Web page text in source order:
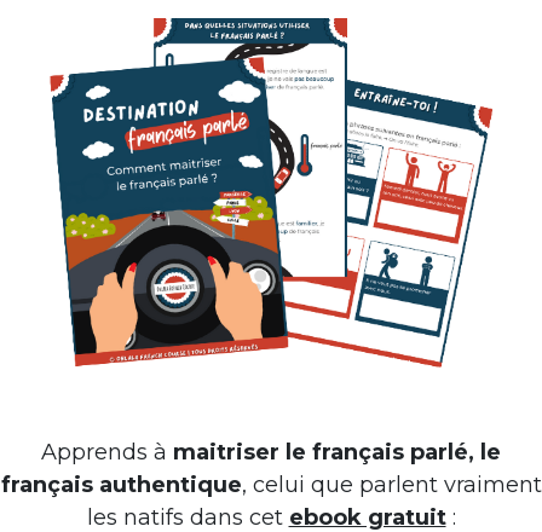
Apprends à maitriser le français parlé, le
français authentique, celui que parlent vraiment
les natifs dans cet ebook gratuit: